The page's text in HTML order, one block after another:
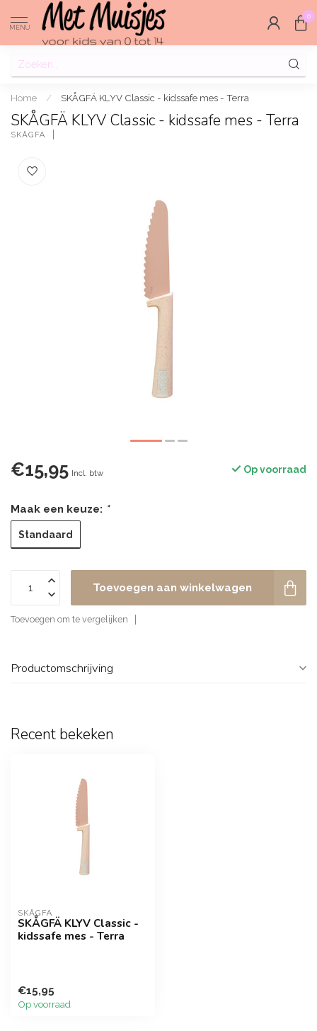
MENU
0
Home / SKÅGFÄ KLYV Classic - kidssafe mes - Terra
SKÅGFÄ KLYV Classic - kidssafe mes - Terra
SKÅGFÄ
€15,95 Incl. btw Op voorraad
Maak een keuze: *
Standaard
Toevoegen aan winkelwagen
Toevoegen om te vergelijken
Productomschrijving
Recent bekeken
SKÅGFÄ
SKÅGFÄ KLYV Classic -
kidssafe mes - Terra
€15,95
Op voorraad